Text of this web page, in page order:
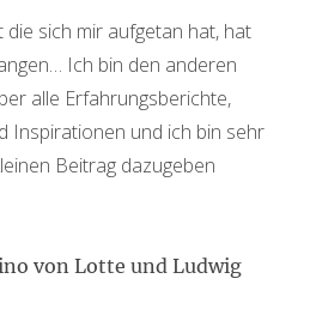
die sich mir aufgetan hat, hat
Ich bin den anderen
alle Erfahrungsberichte,
Inspirationen und ich bin sehr
Beitrag dazugeben